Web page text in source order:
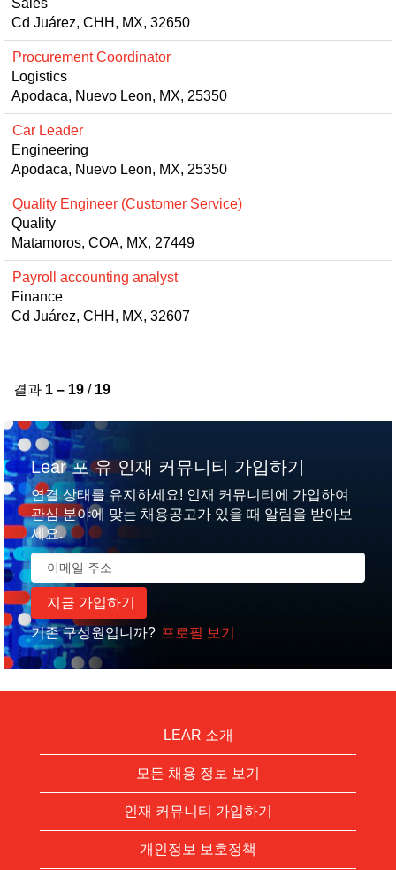
Sales
Cd Juárez, CHH, MX, 32650
Procurement Coordinator
Logistics
Apodaca, Nuevo Leon, MX, 25350
Car Leader
Engineering
Apodaca, Nuevo Leon, MX, 25350
Quality Engineer (Customer Service)
Quality
Matamoros, COA, MX, 27449
Payroll accounting analyst
Finance
Cd Juárez, CHH, MX, 32607
결과 1 – 19 / 19
Lear 포 유 인재 커뮤니티 가입하기
연결 상태를 유지하세요! 인재 커뮤니티에 가입하여
관심 분야에 맞는 채용공고가 있을 때 알림을 받아보
세요.
기존 구성원입니까? 프로필 보기
LEAR 소개
모든 채용 정보 보기
인재 커뮤니티 가입하기
개인정보 보호정책